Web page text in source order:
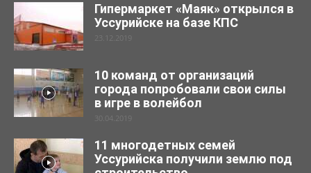
Гипермаркет «Маяк» открылся в
Уссурийске на базе КПС
23.12.2019
10 команд от организаций
города попробовали свои силы
в игре в волейбол
30.04.2019
11 многодетных семей
Уссурийска получили землю под